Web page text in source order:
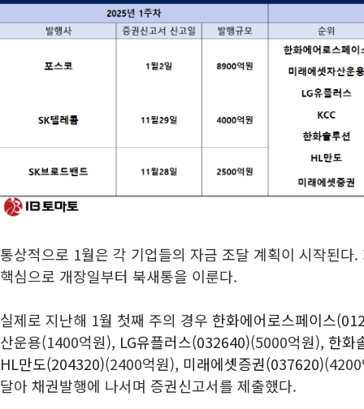
통상적으로 1월은 각 기업들의 자금 조달 계획이 시작된다
핵심으로 개장일부터 북새통을 이룬다.
실제로 지난해 1월 첫째 주의 경우 한화에어로스페이스
산운용(1400억원), LG유플러스(032640)(5000억원), 한화
HL만도(204320)(2400억원), 미래에셋증권(037620)
달아 채권발행에 나서며 증권신고서를 제출했다.